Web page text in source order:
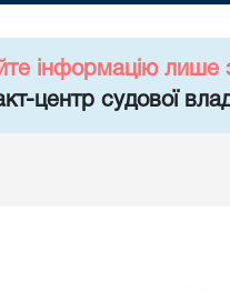
інформацію лише
центр судової